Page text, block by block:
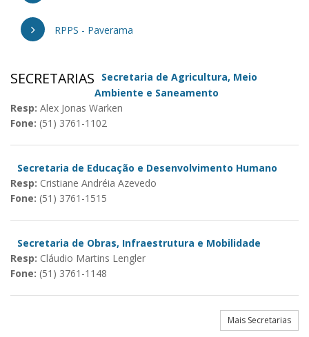
RPPS - Paverama
SECRETARIAS
Secretaria de Agricultura, Meio
Ambiente e Saneamento
Resp: Alex Jonas Warken
Fone: (51) 3761-1102
Secretaria de Educação e Desenvolvimento Humano
Resp: Cristiane Andréia Azevedo
Fone: (51) 3761-1515
Secretaria de Obras, Infraestrutura e Mobilidade
Resp: Cláudio Martins Lengler
Fone: (51) 3761-1148
Mais Secretarias